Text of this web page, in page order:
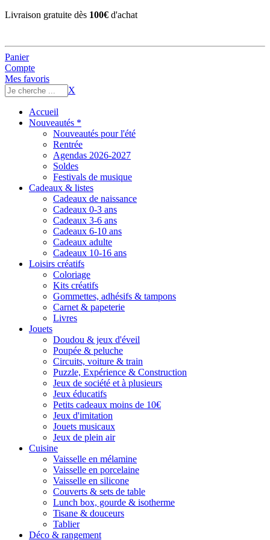
Livraison gratuite dès 100€ d'achat
Panier
Compte
Mes favoris
X
Accueil
Nouveautés *
Nouveautés pour l'été
Rentrée
Agendas 2026-2027
Soldes
Festivals de musique
Cadeaux & listes
Cadeaux de naissance
Cadeaux 0-3 ans
Cadeaux 3-6 ans
Cadeaux 6-10 ans
Cadeaux adulte
Cadeaux 10-16 ans
Loisirs créatifs
Coloriage
Kits créatifs
Gommettes, adhésifs & tampons
Carnet & papeterie
Livres
Jouets
Doudou & jeux d'éveil
Poupée & peluche
Circuits, voiture & train
Puzzle, Expérience & Construction
Jeux de société et à plusieurs
Jeux éducatifs
Petits cadeaux moins de 10€
Jeux d'imitation
Jouets musicaux
Jeux de plein air
Cuisine
Vaisselle en mélamine
Vaisselle en porcelaine
Vaisselle en silicone
Couverts & sets de table
Lunch box, gourde & isotherme
Tisane & douceurs
Tablier
Déco & rangement